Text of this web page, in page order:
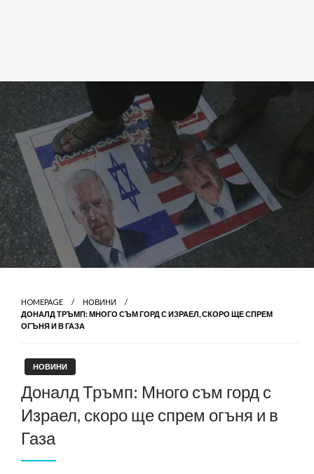
HOMEPAGE
НОВИНИ
ДОНАЛД ТРЪМП: МНОГО СЪМ ГОРД С ИЗРАЕЛ, СКОРО ЩЕ СПРЕМ
ОГЪНЯ И В ГАЗА
НОВИНИ
Доналд Тръмп: Много съм горд с
Израел, скоро ще спрем огъня и в
Газа